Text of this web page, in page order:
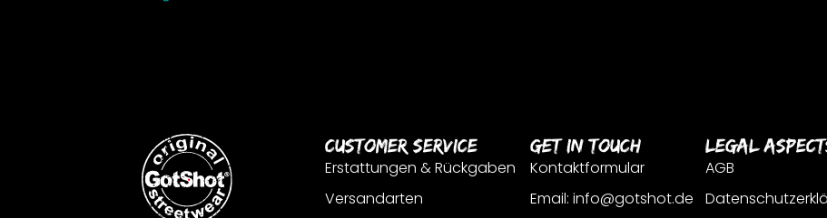
Customer Service
Erstattungen & Rückgaben
Versandarten
Get In Touch
Kontaktformular
Email: info@gotshot.de
Legal
AGB